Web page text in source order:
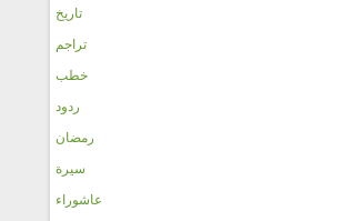
تاريخ
تراجم
خطب
ردود
رمضان
سيرة
عاشوراء